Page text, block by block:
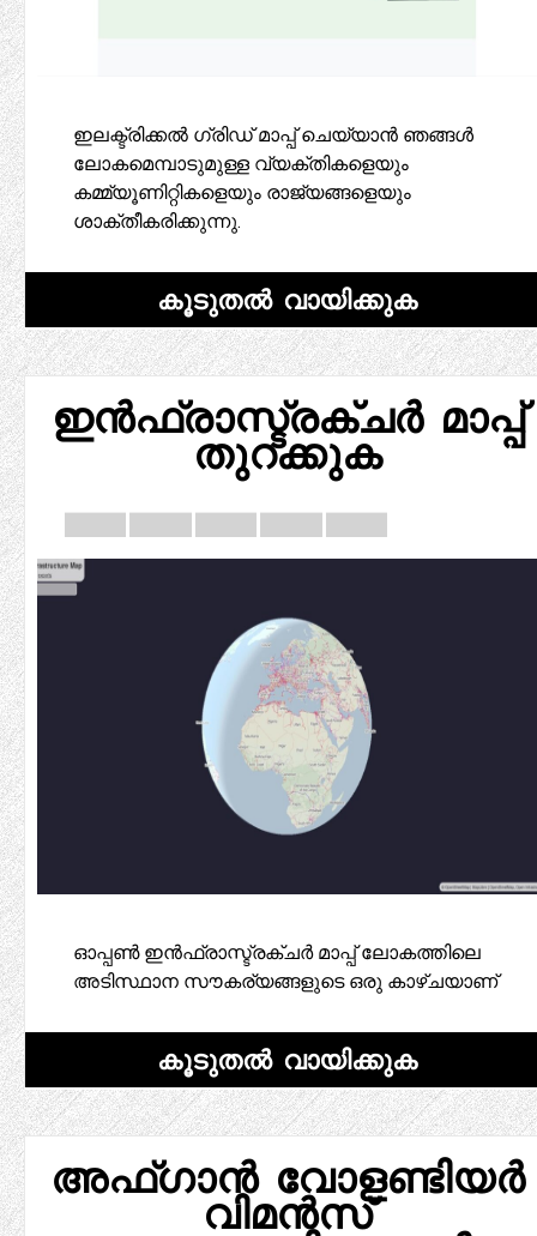
ഇലക്ട്രിക്കൽ ഗ്രിഡ് മാപ്പ് ചെയ്യാൻ ഞങ്ങൾ
ലോകമെമ്പാടുമുള്ള വ്യക്തികളെയും
കമ്മ്യൂണിറ്റികളെയും രാജ്യങ്ങളെയും
ശാക്തീകരിക്കുന്നു.
കൂടുതൽ വായിക്കുക
ഇൻഫ്രാസ്ട്രക്ചർ മാപ്പ്
തുറക്കുക
ഓപ്പൺ ഇൻഫ്രാസ്ട്രക്ചർ മാപ്പ് ലോകത്തിലെ
അടിസ്ഥാന സൗകര്യങ്ങളുടെ ഒരു കാഴ്ചയാണ്
കൂടുതൽ വായിക്കുക
അഫ്ഗാൻ വോളണ്ടിയർ
വിമൻസ്